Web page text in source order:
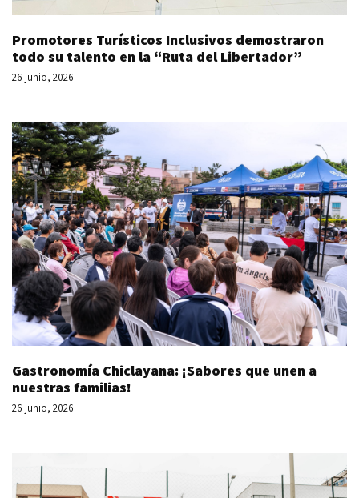
Promotores Turísticos Inclusivos demostraron
todo su talento en la “Ruta del Libertador”
26 junio, 2026
Gastronomía Chiclayana: ¡Sabores que unen a
nuestras familias!
26 junio, 2026